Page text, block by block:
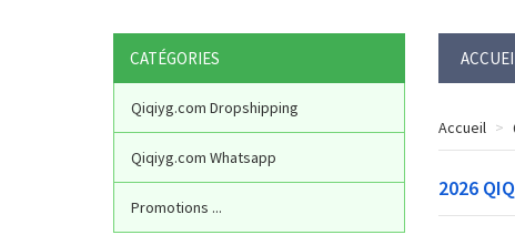
Accueil
2026
CATÉGORIES
Qiqiyg.com Dropshipping
Qiqiyg.com Whatsapp
Promotions ...